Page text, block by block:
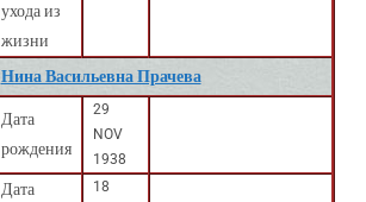
ухода из
жизни
Нина Васильевна Прачева
Дата
рождения
29
NOV
1938
Дата
18